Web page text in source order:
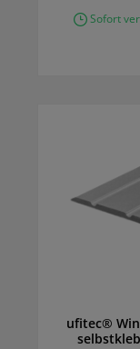
Sofort
ufitec®